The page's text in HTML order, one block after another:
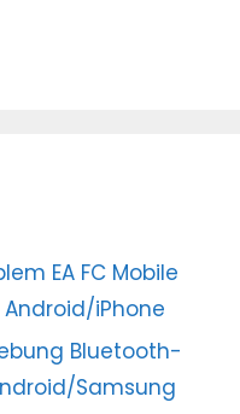
EA FC Mobile
iPhone
Bluetooth-
Samsung